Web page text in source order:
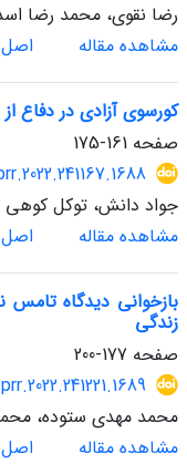
رضا نقوی، محمد رضا
مشاهده مقاله
اصل
کورسوی آزادی در دفاع
صفحه 161-175
جواد دانش، توکل کوهی
مشاهده مقاله
اصل
بازخوانی دیدگاه تامس
زندگی
صفحه 177-200
محمد مهدی ستوده،
مشاهده مقاله
اصل